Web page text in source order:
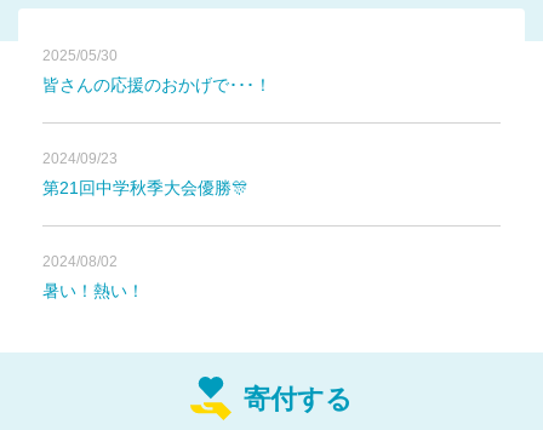
り、動き出したが遅くなってしまいました。
一年生がたくさん入ってくれたことで、２年生もとて
も良い刺激になっており、２学年ともに切磋琢磨がで
みんな共通してハンドボールが大好きで、本気で
でベスト８になる」
引き続きになり恐縮ですがご支援応援のほど、どうぞ
よろしくお願いいたします。
表示目標も第二目標の200,000円に変更をさせて頂いて
2025/05/30
皆さんの応援のおかげで･･･！
2024/09/23
第21回中学秋季大会優勝🎊
2024/08/02
暑い！熱い！
寄付する